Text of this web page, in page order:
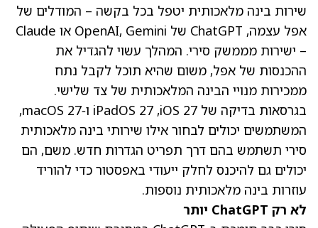
שירות בינה מלאכותית יטפל בכל בקשה – המודלים של
אפל עצמה, ChatGPT של OpenAI, Gemini או Claude
– ישירות מממשק סירי. המהלך עשוי להגדיל את
ההכנסות של אפל, משום שהיא תוכל לקבל נתח
ממכירות מנויי הבינה המלאכותית של צד שלישי.
בגרסאות בדיקה של iOS 27, ‏iPadOS 27 ו‑macOS 27,
המשתמשים יכולים לבחור אילו שירותי בינה מלאכותית
סירי תשתמש בהם דרך תפריט הגדרות חדש. משם, הם
יכולים גם להיכנס לחלק ייעודי באפסטור כדי להוריד
עוזרות בינה מלאכותית נוספות.
לא רק ChatGPT יותר